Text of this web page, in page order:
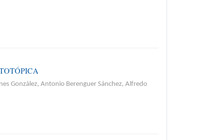
González, Antonio Berenguer Sánchez, Alfredo